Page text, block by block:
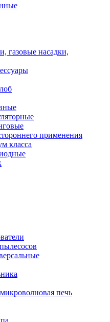
газовые насадки,
применения
класса
печь